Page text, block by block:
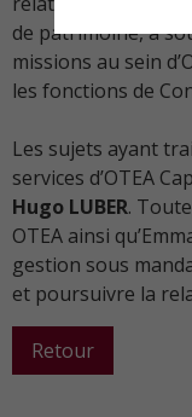
de patrimoine, a
missions au sein
les fonctions de
Les sujets ayant
services d’OTEA
Hugo LUBER.
OTEA ainsi
gestion sous
et poursuivre la
Retour